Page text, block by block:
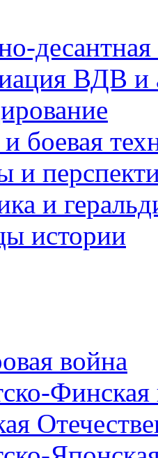
десантная
ВДВ и
боевая
и
и
истории
война